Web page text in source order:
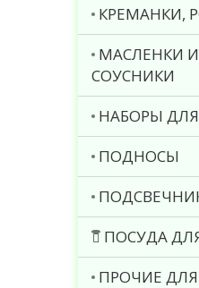
КРЕМАНКИ,
МАСЛЕНКИ
СОУСНИКИ
НАБОРЫ
ПОДНОСЫ
ПОСУДА
ПРОЧИЕ